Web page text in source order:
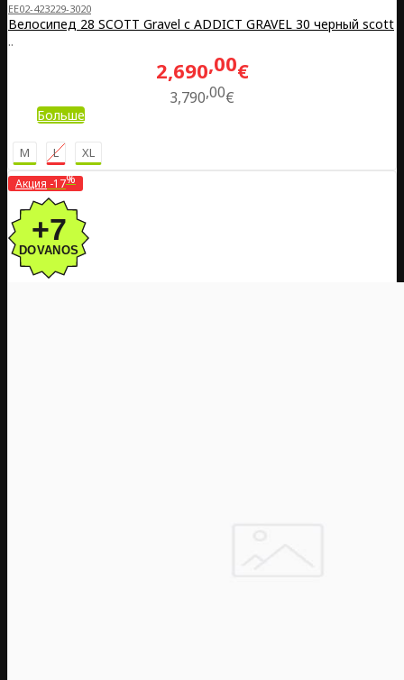
EE02-423229-3020
Велосипед 28 SCOTT Gravel с ADDICT GRAVEL 30 черный scott
..
2,690 00€
3,790 00€
Больше
M L XL
Акция -17%